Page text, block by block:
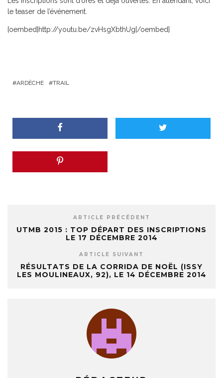
le teaser de l’événement.
[oembed]http://youtu.be/zvHsgXbthUg[/oembed]
ARDÈCHE TRAIL
ARTICLE PRÉCÉDENT
UTMB 2015 : TOP DÉPART DES INSCRIPTIONS
LE 17 DÉCEMBRE 2014
ARTICLE SUIVANT
RÉSULTATS DE LA CORRIDA DE NOËL (ISSY
LES MOULINEAUX, 92), LE 14 DÉCEMBRE 2014